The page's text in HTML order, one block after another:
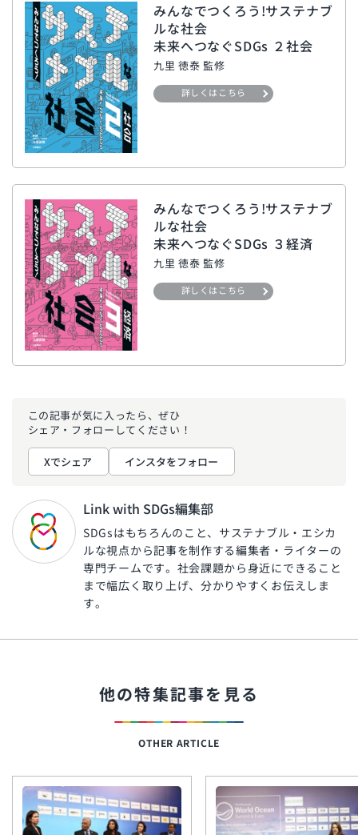
みんなでつくろう!サステナブ
ルな社会
未来へつなぐSDGs ２社会
九里 徳泰 監修
詳しくはこちら
みんなでつくろう!サステナブ
ルな社会
未来へつなぐSDGs ３経済
九里 徳泰 監修
詳しくはこちら
この記事が気に入ったら、ぜひ
シェア・フォローしてください！
Xでシェア インスタをフォロー
Link with SDGs編集部
SDGsはもちろんのこと、サステナブル・エシカ
ルな視点から記事を制作する編集者・ライターの
専門チームです。社会課題から身近にできること
まで幅広く取り上げ、分かりやすくお伝えしま
す。
他の特集記事を見る
OTHER ARTICLE
旬の芸人が集結？！
ンド・ヴァルマ氏